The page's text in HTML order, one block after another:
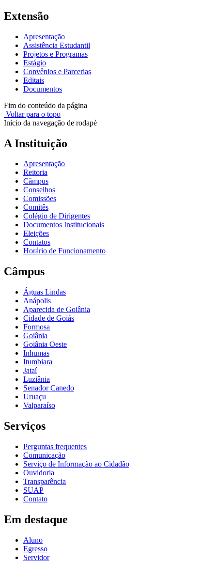
Extensão
Apresentação
Assistência Estudantil
Projetos e Programas
Estágio
Convênios e Parcerias
Editais
Documentos
Fim do conteúdo da página
Voltar para o topo
Início da navegação de rodapé
A Instituição
Apresentação
Reitoria
Câmpus
Conselhos
Comissões
Comitês
Colégio de Dirigentes
Documentos Institucionais
Eleições
Contatos
Horário de Funcionamento
Câmpus
Águas Lindas
Anápolis
Aparecida de Goiânia
Cidade de Goiás
Formosa
Goiânia
Goiânia Oeste
Inhumas
Itumbiara
Jataí
Luziânia
Senador Canedo
Uruaçu
Valparaíso
Serviços
Perguntas frequentes
Comunicação
Serviço de Informação ao Cidadão
Ouvidoria
Transparência
SUAP
Contato
Em destaque
Aluno
Egresso
Servidor